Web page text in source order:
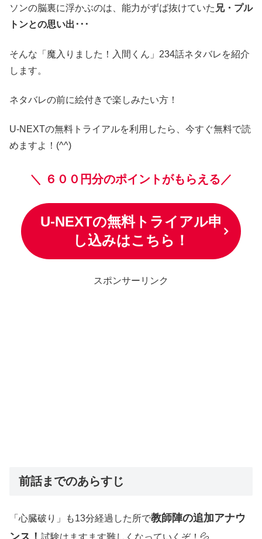
ソンの脳裏に浮かぶのは、能力がずば抜けていた 兄・プル
トンとの思い出･･･
そんな「魔入りました！入間くん」234話ネタバレを紹介
します。
ネタバレの前に絵付きで楽しみたい方！
U-NEXTの無料トライアルを利用したら、今すぐ無料で読
めますよ！(^^)
＼ ６００円分のポイントがもらえる／
U-NEXTの無料トライアル申
し込みはこちら！
スポンサーリンク
前話までのあらすじ
「心臓破り」も13分経過した所で教師陣の追加アナウ
ンス！ 試験はますます難しくなっていくぞ！💦